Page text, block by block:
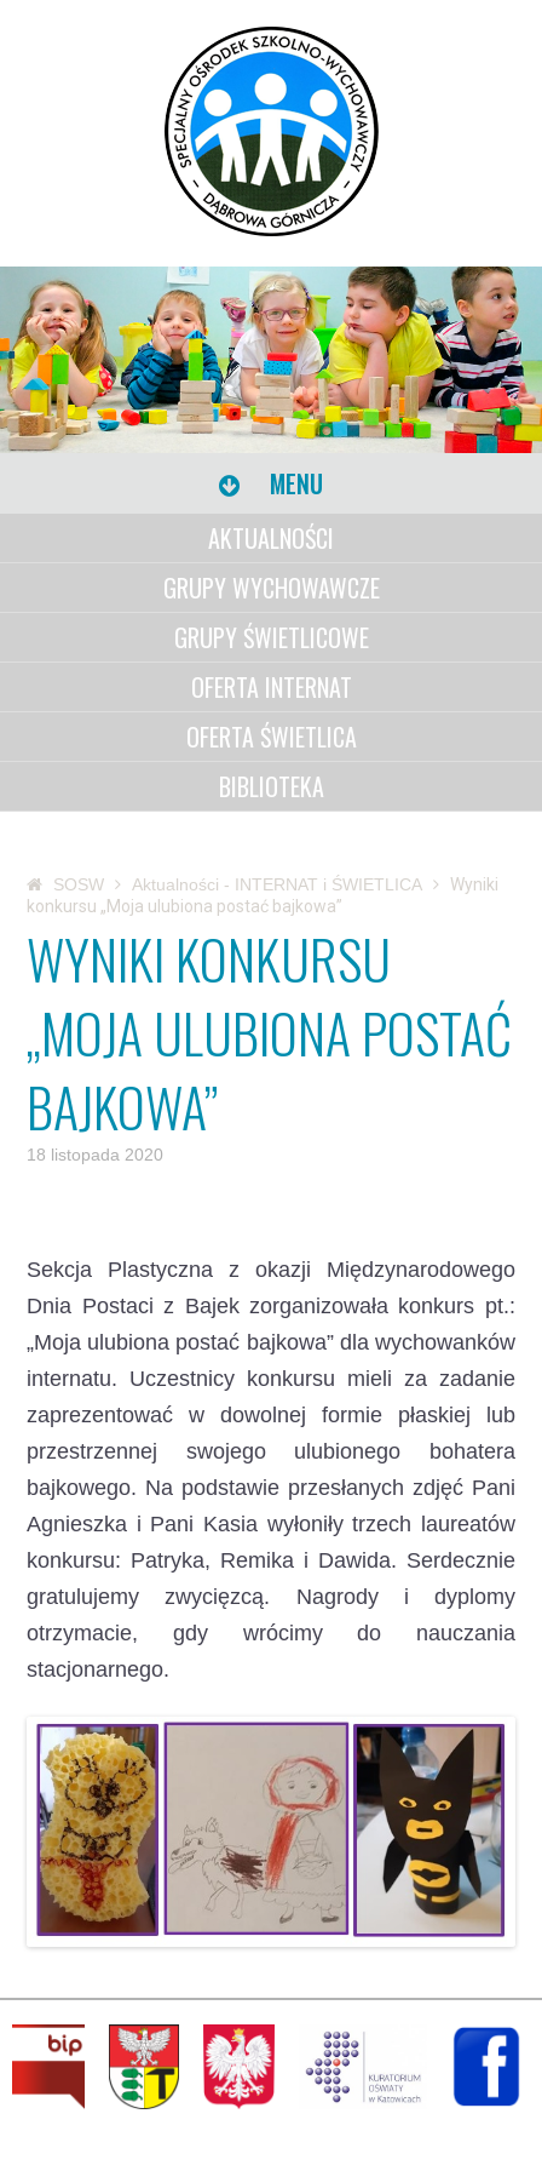
MENU
AKTUALNOŚCI
GRUPY WYCHOWAWCZE
GRUPY ŚWIETLICOWE
OFERTA INTERNAT
OFERTA ŚWIETLICA
BIBLIOTEKA
SOSW Aktualności - INTERNAT i ŚWIETLICA
Wyniki
konkursu „Moja ulubiona postać bajkowa”
WYNIKI KONKURSU
„MOJA ULUBIONA POSTAĆ
BAJKOWA”
18 listopada 2020
Sekcja Plastyczna z okazji Międzynarodowego
Dnia Postaci z Bajek zorganizowała konkurs pt.:
„Moja ulubiona postać bajkowa” dla wychowanków
internatu. Uczestnicy konkursu mieli za zadanie
zaprezentować w dowolnej formie płaskiej lub
przestrzennej swojego ulubionego bohatera
bajkowego. Na podstawie przesłanych zdjęć Pani
Agnieszka i Pani Kasia wyłoniły trzech laureatów
konkursu: Patryka, Remika i Dawida. Serdecznie
gratulujemy zwycięzcą. Nagrody i dyplomy
otrzymacie, gdy wrócimy do nauczania
stacjonarnego.